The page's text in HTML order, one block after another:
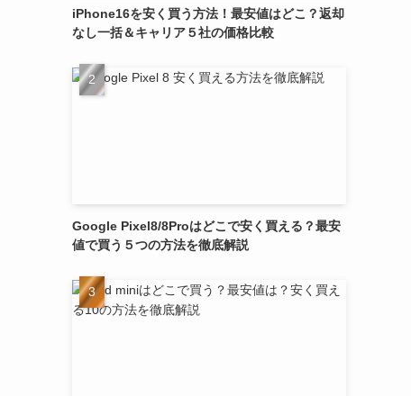
iPhone16を安く買う方法！最安値はどこ？返却
なし一括＆キャリア５社の価格比較
Google Pixel8/8Proはどこで安く買える？最安
値で買う５つの方法を徹底解説